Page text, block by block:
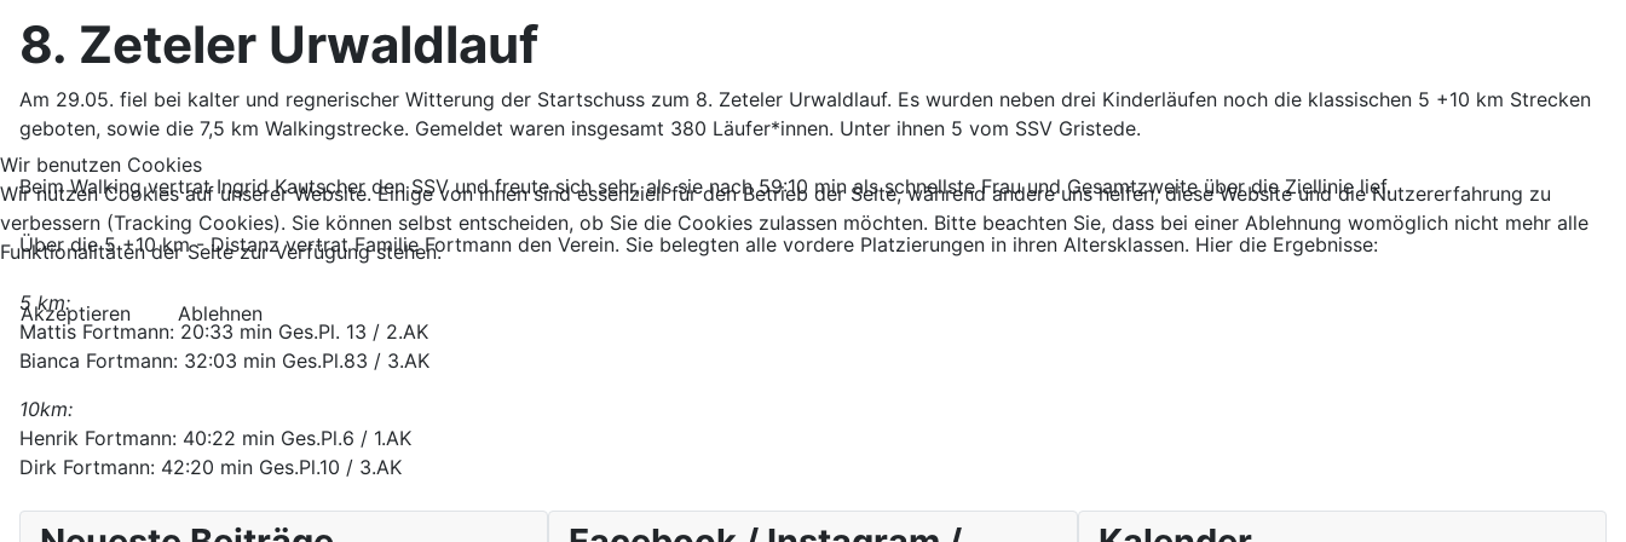
8. Zeteler Urwaldlauf
Am 29.05. fiel bei kalter und regnerischer Witterung der Startschuss zum 8. Zeteler Urwaldlauf. Es wurden neben drei Kinderläufen noch die klassischen 5 +10 km Strecken
geboten, sowie die 7,5 km Walkingstrecke. Gemeldet waren insgesamt 380 Läufer*innen. Unter ihnen 5 vom SSV Gristede.
Beim Walking vertrat Ingrid Kautscher den SSV und freute sich sehr, als sie nach 59:10 min als schnellste Frau und Gesamtzweite über die Ziellinie lief.
Über die 5 +10 km - Distanz vertrat Familie Fortmann den Verein. Sie belegten alle vordere Platzierungen in ihren Altersklassen. Hier die Ergebnisse:
5 km:
Mattis Fortmann: 20:33 min Ges.Pl. 13 / 2.AK
Bianca Fortmann: 32:03 min Ges.Pl.83 / 3.AK
10km:
Henrik Fortmann: 40:22 min Ges.Pl.6 / 1.AK
Dirk Fortmann: 42:20 min Ges.Pl.10 / 3.AK
Wir benutzen Cookies
Wir nutzen Cookies auf unserer Website. Einige von ihnen sind essenziell für den Betrieb der Seite, während andere uns helfen, diese Website und die Nutzererfahrung zu
verbessern (Tracking Cookies). Sie können selbst entscheiden, ob Sie die Cookies zulassen möchten. Bitte beachten Sie, dass bei einer Ablehnung womöglich nicht mehr alle
Funktionalitäten der Seite zur Verfügung stehen.
Akzeptieren Ablehnen